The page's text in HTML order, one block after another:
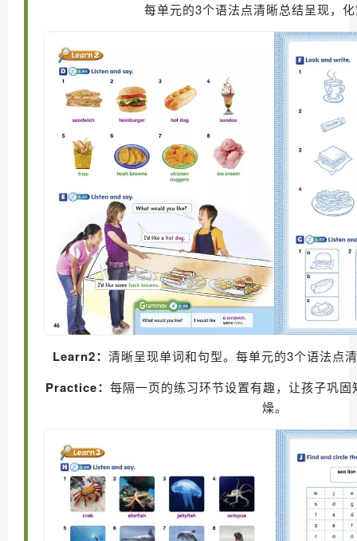
每单元的3个语法点清晰总结呈现，
Learn2： 清晰呈现单词和句型。每单元的3个语法点
Practice： 每隔一页的练习环节设置有趣，让孩子巩
燥。